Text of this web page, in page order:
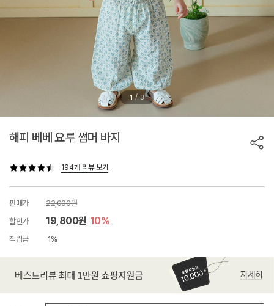
1 / 3
해피 베베 요루 썸머 바지
194개 리뷰 보기
판매가
22,000원
할인가
19,800원 10%
적립금 1%